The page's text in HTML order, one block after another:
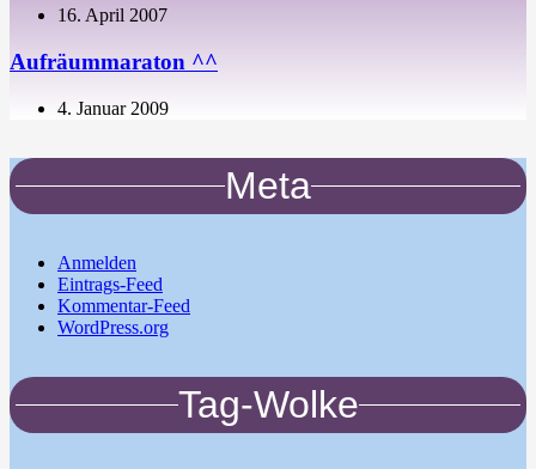
16. April 2007
Aufräummaraton ^^
4. Januar 2009
Meta
Anmelden
Eintrags-Feed
Kommentar-Feed
WordPress.org
Tag-Wolke